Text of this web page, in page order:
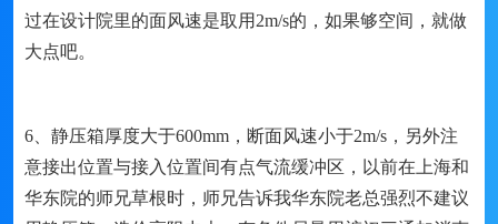
过在设计院里的面风速是取用2m/s的，如果够空间，就做
大点吧。
6、静压箱厚度大于600mm，断面风速小于2m/s，另外注
意接出位置与接入位置间有点气流缓冲区，以前在上海和
华东院的师兄草根时，师兄告诉我华东院老总强烈不建议